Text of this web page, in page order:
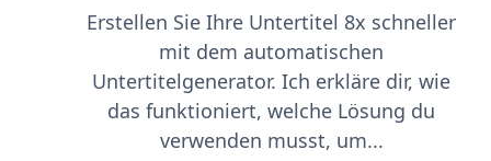
Erstellen Sie Ihre Untertitel 8x schneller
mit dem automatischen
Untertitelgenerator. Ich erkläre dir, wie
das funktioniert, welche Lösung du
verwenden musst, um...